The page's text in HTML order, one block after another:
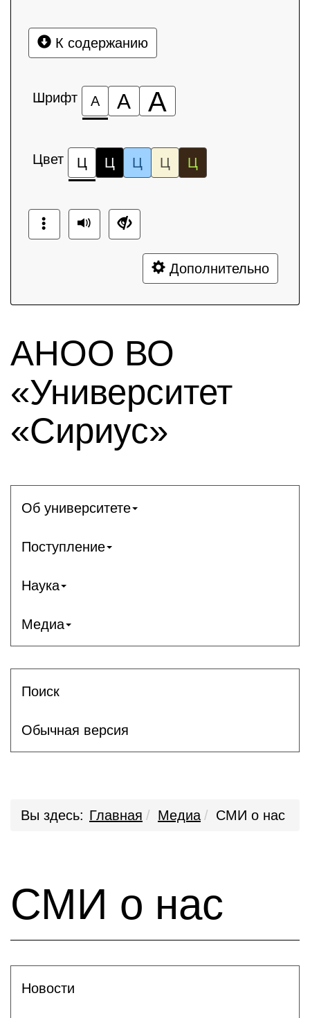
К содержанию
Шрифт А А А
Цвет Ц Ц Ц Ц Ц
Дополнительно
АНОО ВО
«Университет
«Сириус»
Об университете
Поступление
Наука
Медиа
Поиск
Обычная версия
Вы здесь: Главная Медиа СМИ о нас
СМИ о нас
Новости